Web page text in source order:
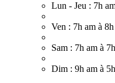
Lun - Jeu : 7h
Ven : 7h am à
Sam : 7h am à
Dim : 9h am à